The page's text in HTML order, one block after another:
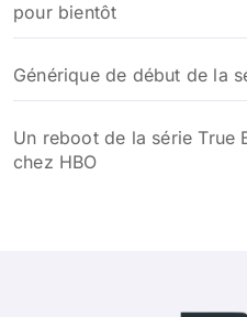
pour bientôt
Générique de début de la
Un reboot de la série True
chez HBO